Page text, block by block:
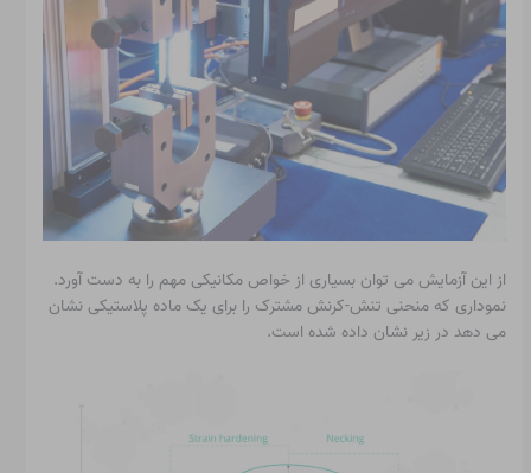
از این آزمایش می توان بسیاری از خواص مکانیکی مهم را به دست آورد.
نموداری که منحنی تنش-کرنش مشترک را برای یک ماده پلاستیکی نشان
می دهد در زیر نشان داده شده است.